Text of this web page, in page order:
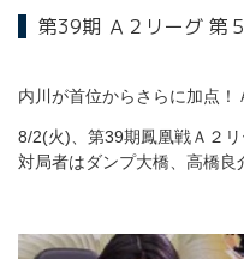
第39期 Ａ２リーグ 第
内川が首位からさらに加点！
8/2(火)、第39期鳳凰戦Ａ２
対局者はダンプ大橋、高橋良